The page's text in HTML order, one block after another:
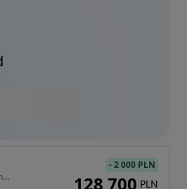
1968 cm3 • 204 KM • B9 3x S-Line 204KM Quattro MATRIX VIRTUAL Fotele RS Daytona PIĘKNY !!!
-2 000 PLN
128 700 PLN